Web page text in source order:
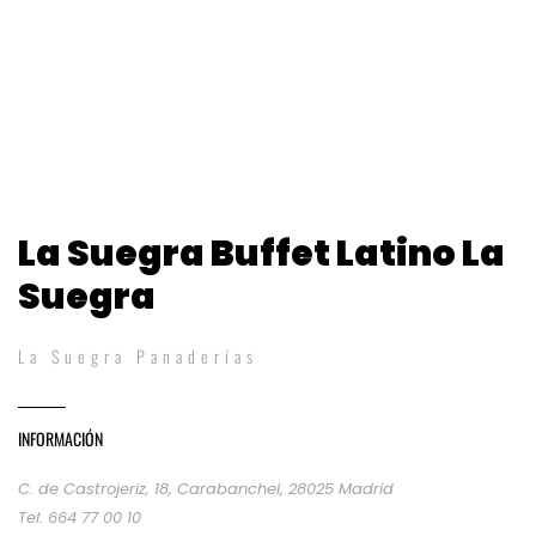
La Suegra Buffet Latino La
Suegra
La Suegra Panaderías
INFORMACIÓN
C. de Castrojeriz, 18, Carabanchel, 28025 Madrid
Tel: 664 77 00 10